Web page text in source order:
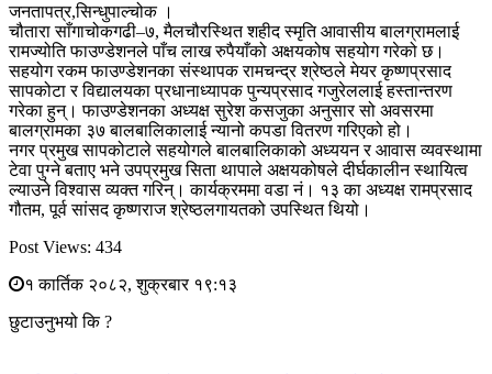
जनतापत्र,सिन्धुपाल्चोक ।
चौतारा साँगाचोकगढी–७, मैलचौरस्थित शहीद स्मृति आवासीय बालग्रामलाई
रामज्योति फाउण्डेशनले पाँच लाख रुपैयाँको अक्षयकोष सहयोग गरेको छ।
सहयोग रकम फाउण्डेशनका संस्थापक रामचन्द्र श्रेष्ठले मेयर कृष्णप्रसाद
सापकोटा र विद्यालयका प्रधानाध्यापक पुन्यप्रसाद गजुरेललाई हस्तान्तरण
गरेका हुन्। फाउण्डेशनका अध्यक्ष सुरेश कसजुका अनुसार सो अवसरमा
बालग्रामका ३७ बालबालिकालाई न्यानो कपडा वितरण गरिएको हो।
नगर प्रमुख सापकोटाले सहयोगले बालबालिकाको अध्ययन र आवास व्यवस्थामा
टेवा पुग्ने बताए भने उपप्रमुख सिता थापाले अक्षयकोषले दीर्घकालीन स्थायित्व
ल्याउने विश्वास व्यक्त गरिन्। कार्यक्रममा वडा नं। १३ का अध्यक्ष रामप्रसाद
गौतम, पूर्व सांसद कृष्णराज श्रेष्ठलगायतको उपस्थित थियो।
Post Views: 434
१ कार्तिक २०८२, शुक्रबार १९:१३
छुटाउनुभयो कि ?